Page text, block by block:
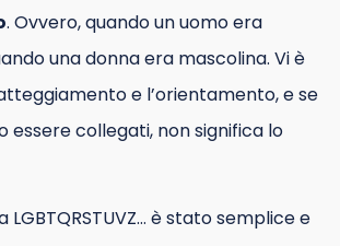
. Ovvero, quando un uomo era
una donna era mascolina. Vi è
e l’orientamento, e se
essere collegati, non significa lo
LGBTQRSTUVZ… è stato semplice e